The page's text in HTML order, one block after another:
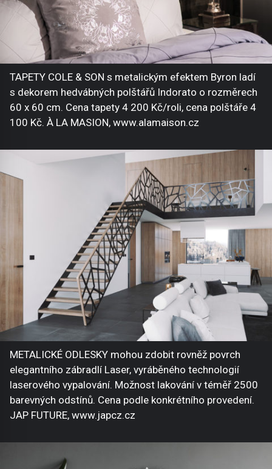
TAPETY COLE & SON s metalickým efektem Byron ladí
s dekorem hedvábných polštářů Indorato o rozměrech
60 x 60 cm. Cena tapety 4 200 Kč/roli, cena polštáře 4
100 Kč. À LA MASION, www.alamaison.cz
METALICKÉ ODLESKY mohou zdobit rovněž povrch
elegantního zábradlí Laser, vyráběného technologií
laserového vypalování. Možnost lakování v téměř 2500
barevných odstínů. Cena podle konkrétního provedení.
JAP FUTURE, www.japcz.cz